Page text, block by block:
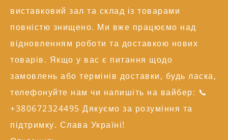
виставковий зал та склад із товарами
повністю знищено. Ми вже працюємо над
відновленням роботи та доставкою нових
товарів. Якщо у вас є питання щодо
замовлень або термінів доставки, будь ласка,
телефонуйте нам чи напишіть на вайбер: 📞
+380672324495 Дякуємо за розуміння та
підтримку. Слава Україні!
Техподдержка
info@alexgroupe.com
Больше информации
© 2004-2026 AG | Всі права захищені